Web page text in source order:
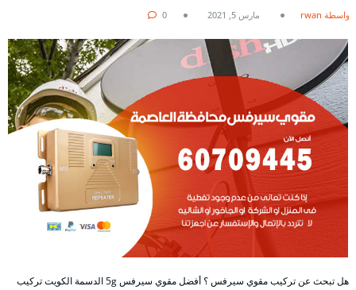
بواسطة rwan مارس 5, 2021 0
هل تبحث عن تركيب مقوي سيرفس ؟ أفضل مقوي سيرفس 5g الدسمة الكويت تركيب